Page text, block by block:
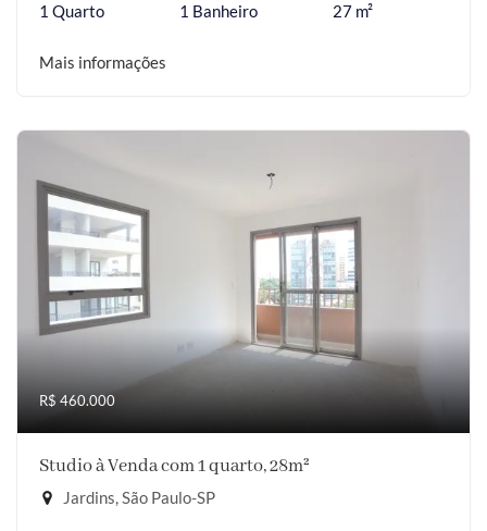
1 Quarto 1 Banheiro 27 m²
Mais informações
R$ 460.000
Studio à Venda com 1 quarto, 28m²
Jardins, São Paulo-SP